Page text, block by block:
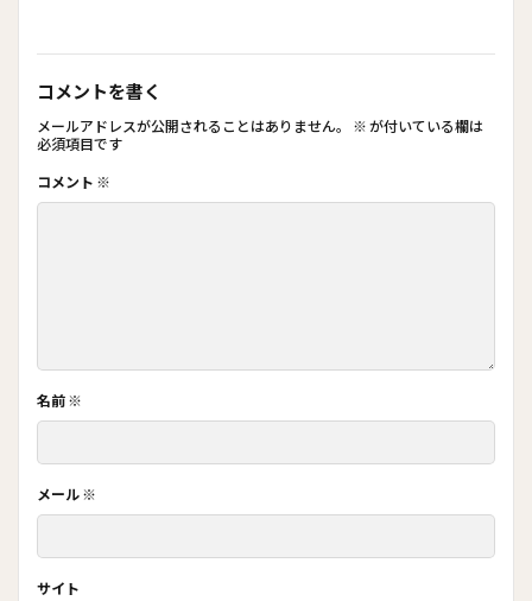
コメントを書く
メールアドレスが公開されることはありません。 ※ が付いている欄は
必須項目です
コメント ※
名前 ※
メール ※
サイト